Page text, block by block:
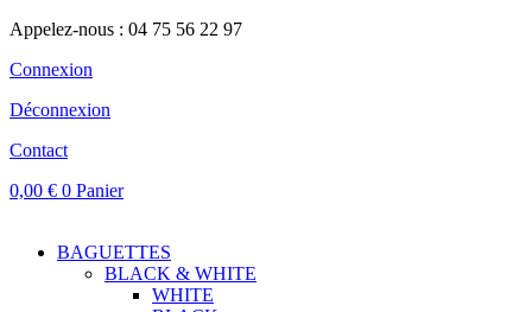
Appelez-nous : 04 75 56 22 97
Connexion
Déconnexion
Contact
0,00 € 0 Panier
BAGUETTES
BLACK & WHITE
WHITE